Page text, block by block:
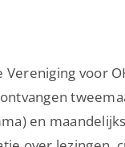
voor
en